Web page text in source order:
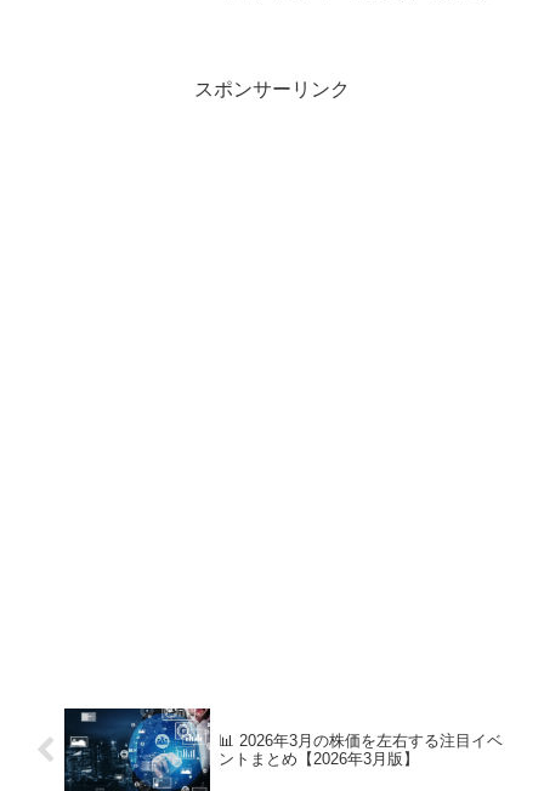
スポンサーリンク
📊 2026年3月の株価を左右する注目イベ
ントまとめ【2026年3月版】